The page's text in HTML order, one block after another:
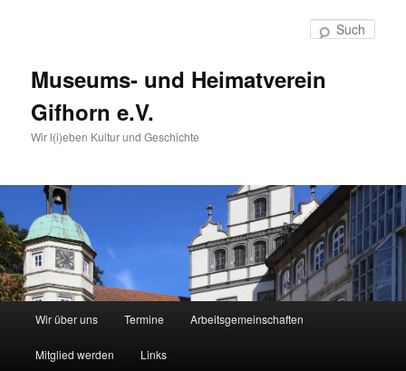
Museums- und Heimatverein
Gifhorn e.V.
Wir l(i)eben Kultur und Geschichte
Zum
Inhalt
Wir über uns Termine Arbeitsgemeinschaften
Mitglied werden Links